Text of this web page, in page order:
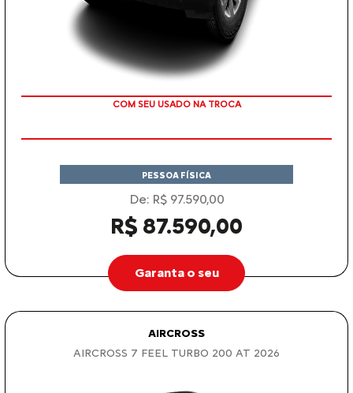
TAXA ZERO
PESSOA FÍSICA
De: R$ 97.590,00
R$ 87.590,00
Garanta o seu
AIRCROSS
AIRCROSS 7 FEEL TURBO 200 AT 2026